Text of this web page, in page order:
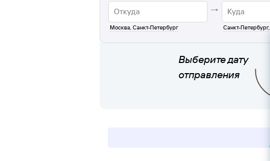
Москва, Санкт-Петербург Санкт-Петербург,
Выберите дату
отправления